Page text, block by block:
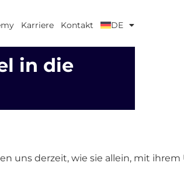
Karriere Kontakt DE
in die
uns derzeit, wie sie allein, mit